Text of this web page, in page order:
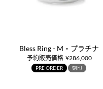
Bless Ring - M・プラチナ
予約販売価格 ¥286,000
PRE ORDER 刻印